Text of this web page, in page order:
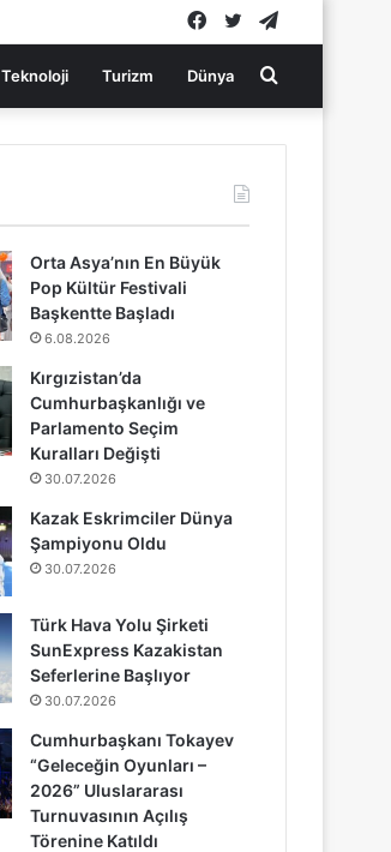
Twitter
Facebook
Teknoloji Turizm Dünya Arama
yap
Orta Asya’nın En Büyük
Pop Kültür Festivali
Başkentte Başladı
6.08.2026
Kırgızistan’da
Cumhurbaşkanlığı ve
Parlamento Seçim
Kuralları Değişti
30.07.2026
Kazak Eskrimciler Dünya
Şampiyonu Oldu
30.07.2026
Türk Hava Yolu Şirketi
SunExpress Kazakistan
Seferlerine Başlıyor
30.07.2026
Cumhurbaşkanı Tokayev
“Geleceğin Oyunları –
2026” Uluslararası
Turnuvasının Açılış
Törenine Katıldı